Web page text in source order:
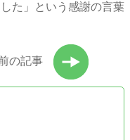
た」という感謝の言葉
の記事